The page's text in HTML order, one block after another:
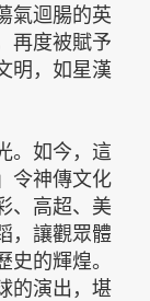
氣迴腸的英
再度被賦予
明，如星漢
。如今，這
令神傳文化
、高超、美
，讓觀眾體
的輝煌。
的演出，堪